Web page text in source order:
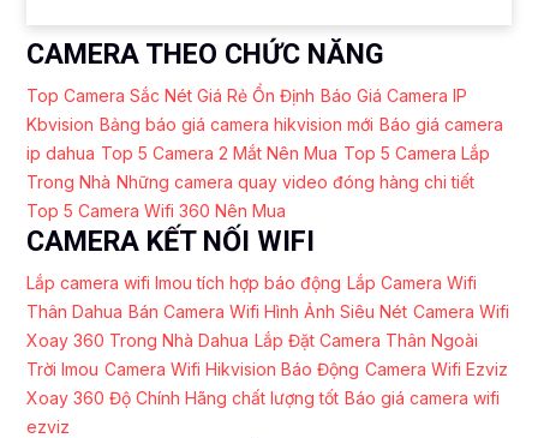
CAMERA THEO CHỨC NĂNG
Top Camera Sắc Nét Giá Rẻ Ổn Định Báo Giá Camera IP
Kbvision Bảng báo giá camera hikvision mới Báo giá camera
ip dahua Top 5 Camera 2 Mắt Nên Mua Top 5 Camera Lắp
Trong Nhà Những camera quay video đóng hàng chi tiết
Top 5 Camera Wifi 360 Nên Mua
CAMERA KẾT NỐI WIFI
Lắp camera wifi Imou tích hợp báo động Lắp Camera Wifi
Thân Dahua Bán Camera Wifi Hình Ảnh Siêu Nét Camera Wifi
Xoay 360 Trong Nhà Dahua Lắp Đặt Camera Thân Ngoài
Trời Imou Camera Wifi Hikvision Báo Động Camera Wifi Ezviz
Xoay 360 Độ Chính Hãng chất lượng tốt Báo giá camera wifi
ezviz